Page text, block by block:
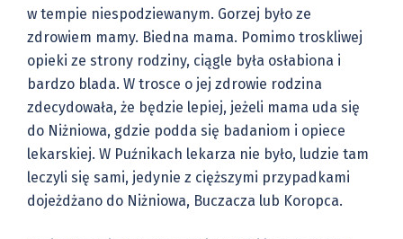
w tempie niespodziewanym. Gorzej było ze
zdrowiem mamy. Biedna mama. Pomimo troskliwej
opieki ze strony rodziny, ciągle była osłabiona i
bardzo blada. W trosce o jej zdrowie rodzina
zdecydowała, że będzie lepiej, jeżeli mama uda się
do Niżniowa, gdzie podda się badaniom i opiece
lekarskiej. W Puźnikach lekarza nie było, ludzie tam
leczyli się sami, jedynie z cięższymi przypadkami
dojeżdżano do Niżniowa, Buczacza lub Koropca.